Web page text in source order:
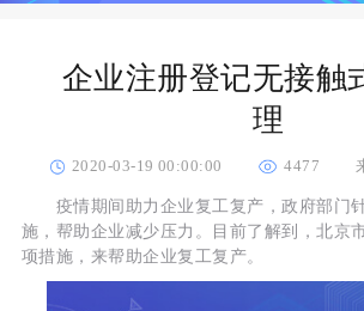
企业注册登记无接触
理
2020-03-19 00:00:00 4477
疫情期间助力企业复工复产，政府部门
施，帮助企业减少压力。目前了解到，北京
项措施，来帮助企业复工复产。